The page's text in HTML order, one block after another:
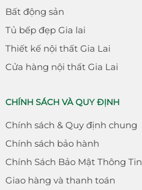
Bất động sản
Tủ bếp đẹp Gia lai
Thiết kế nội thất Gia Lai
Cửa hàng nội thất Gia Lai
CHÍNH SÁCH VÀ QUY ĐỊNH
Chính sách & Quy định chung
Chính sách bảo hành
Chính Sách Bảo Mật Thông Tin
Giao hàng và thanh toán